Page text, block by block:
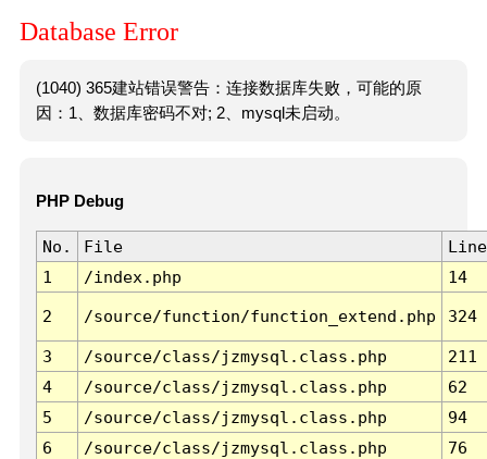
Database Error
(1040) 365建站错误警告：连接数据库失败，可能的原
因：1、数据库密码不对; 2、mysql未启动。
PHP Debug
No. File
Line
1
/index.php 14
2 /source/function/function_extend.php 324
3 /source/class/jzmysql.class.php
211
4
/source/class/jzmysql.class.php
62
5
/source/class/jzmysql.class.php
94
6
/source/class/jzmysql.class.php 76